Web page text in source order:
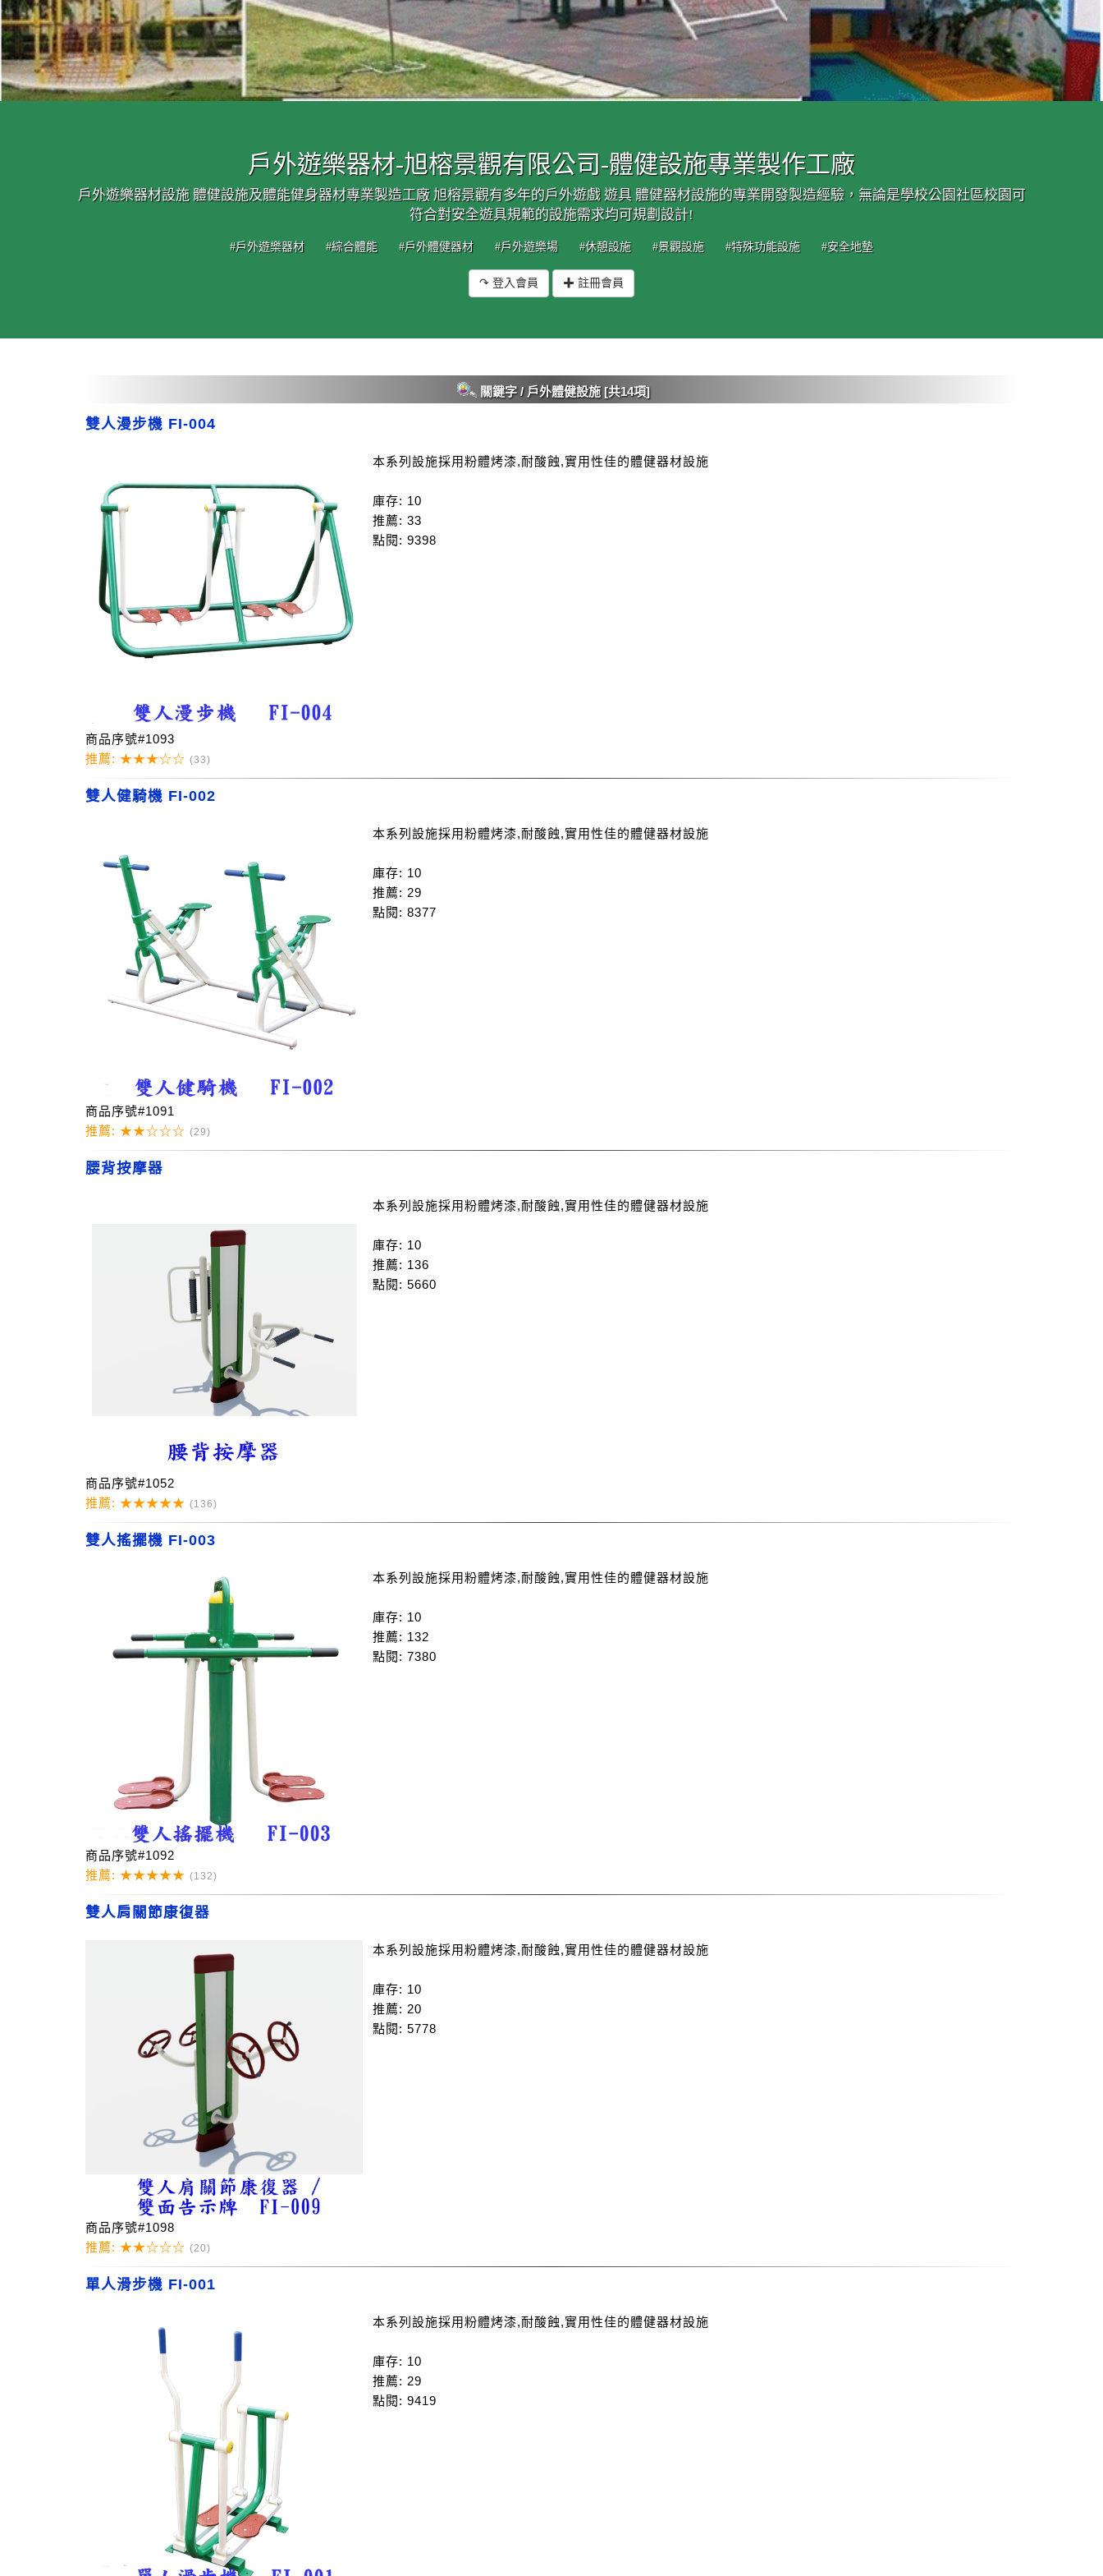
戶外遊樂器材-旭榕景觀有限公司-體健設施專業製作工廠
戶外遊樂器材設施 體健設施及體能健身器材專業製造工廠 旭榕景觀有多年的戶外遊戲 遊具 體健器材設施的專業開發製造經驗，無論是學校公園社區校園可
符合對安全遊具規範的設施需求均可規劃設計!
#戶外遊樂器材 #綜合體能 #戶外體健器材 #戶外遊樂場 #休憩設施 #景觀設施 #特殊功能設施 #安全地墊
↷ 登入會員 ✚ 註冊會員